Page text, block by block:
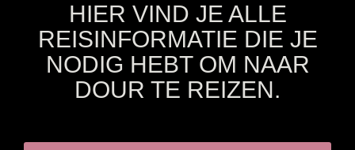
HIER VIND JE ALLE
REISINFORMATIE DIE JE
NODIG HEBT OM NAAR
DOUR TE REIZEN.